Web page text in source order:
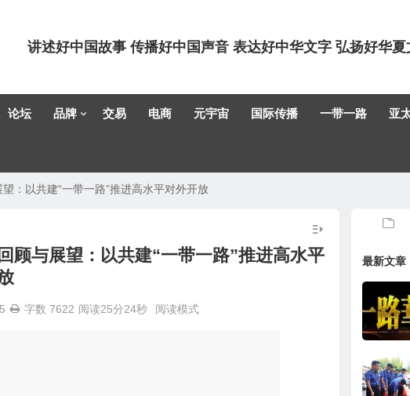
讲述好中国故事 传播好中国声音 表达好中华文字 弘扬好华夏
论坛 品牌 交易 电商 元宇宙 国际传播 一带一路 亚
：以共建“一带一路”推进高水平对外开放
顾与展望：以共建“一带一路”推进高水平
字数 7622 阅读25分24秒 阅读模式
最新文章